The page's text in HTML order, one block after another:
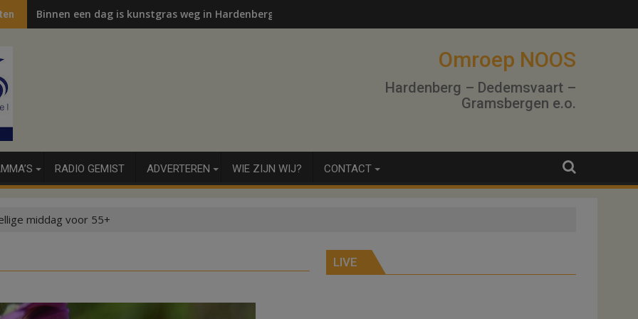
Binnen een dag is kunstgras weg in Hardenberg en Sibculo
Omroep NOOS
Hardenberg – Dedemsvaart –
Gramsbergen e.o.
RADIO GEMIST ADVERTEREN WIE ZIJN WIJ? CONTACT
middag voor 55+
LIVE